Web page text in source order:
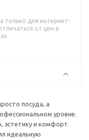
только для интернет-
от цен в
посуда, а
уровне.
эстетику и комфорт.
идеальную